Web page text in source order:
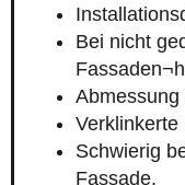
Bei nicht
Verklinkerte
Schwierig
Fassade.